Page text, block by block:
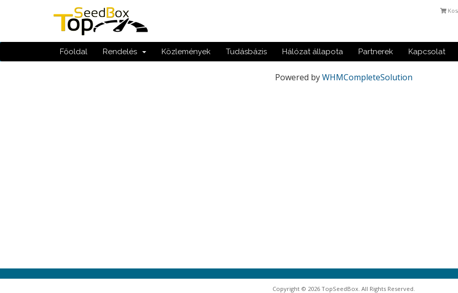
Főoldal Rendelés Közlemények Tudásbázis Hálózat állapota Partnerek Kapcsolat
Powered byWHMCompleteSolution
Copyright © 2026 TopSeedBox. All Rights Reserved.